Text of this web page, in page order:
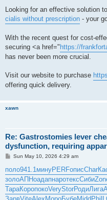
s
Looking for an effective solution
cialis without prescription - your
With the recent quest for cost-
securing <a href=" https://
has never been more crucial.
Visit our website to purchase
offering quick delivery.
xawn
Re: Gastrostomies lever
dysfunction, requiring
P
s
t
Sun May 10, 2026 4:29 am
поло941.1 минуPERFописChar
золоАПНоадапнаротексСиби
ТараКоропокоVeryStorРодиЛига